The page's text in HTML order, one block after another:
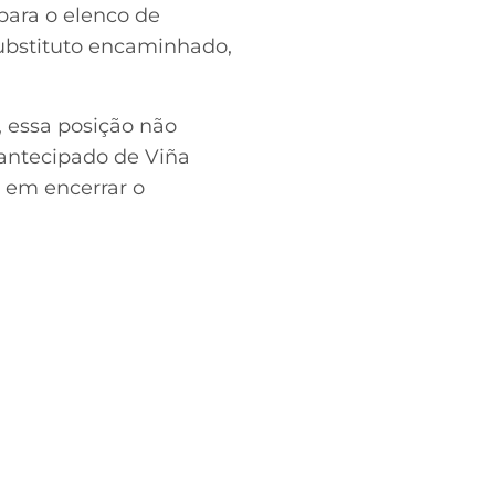
o elenco de
encaminhado,
posição não
de Viña
encerrar o